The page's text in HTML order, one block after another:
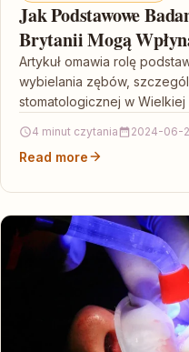
Jak Podstawowe
Brytanii Mogą
Zębów
Artykuł omawia rolę
wybielania zębów,
stomatologicznej w Wielkiej
4 minut czytania 2024-06-
Read more